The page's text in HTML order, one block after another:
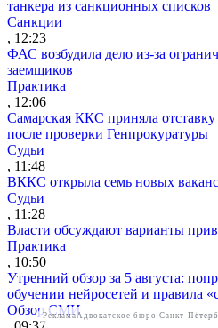
танкера из санкционных списков
Санкции
, 12:23
ФАС возбудила дело из-за
заемщиков
Практика
, 12:06
Самарская ККС приняла
после проверки Генпрокуратуры
Судьи
, 11:48
ВККС открыла семь новых
Судьи
, 11:28
Власти обсуждают варианты
Практика
, 10:50
Утренний обзор за 5 августа:
обучении нейросетей и правила
Обзор СМИ
РекламаАдвокатское бюро Санкт-